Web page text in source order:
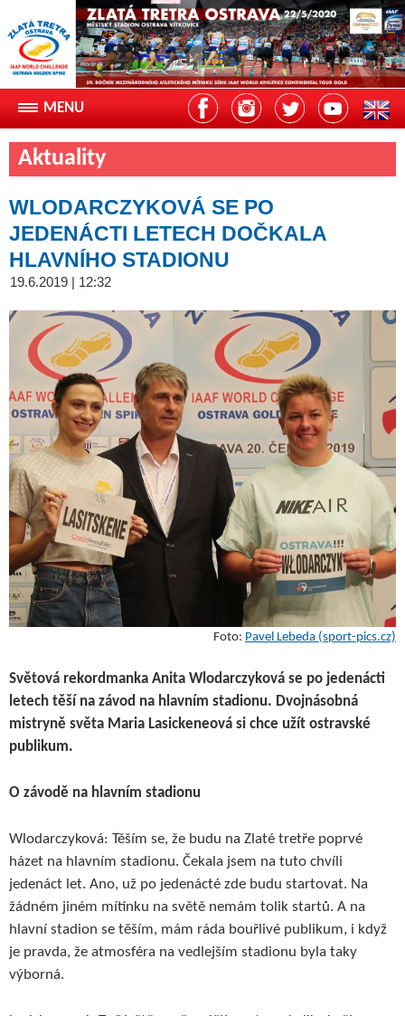
Aktuality
WLODARCZYKOVÁ SE PO
JEDENÁCTI LETECH DOČKALA
HLAVNÍHO STADIONU
19.6.2019 | 12:32
Foto: Pavel Lebeda (sport-pics.cz)
Světová rekordmanka Anita Wlodarczyková se po jedenácti
letech těší na závod na hlavním stadionu. Dvojnásobná
mistryně světa Maria Lasickeneová si chce užít ostravské
publikum.
O závodě na hlavním stadionu
Wlodarczyková: Těším se, že budu na Zlaté tretře poprvé
házet na hlavním stadionu. Čekala jsem na tuto chvíli
jedenáct let. Ano, už po jedenácté zde budu startovat. Na
žádném jiném mítinku na světě nemám tolik startů. A na
hlavní stadion se těším, mám ráda bouřlivé publikum, i když
je pravda, že atmosféra na vedlejším stadionu byla taky
výborná.